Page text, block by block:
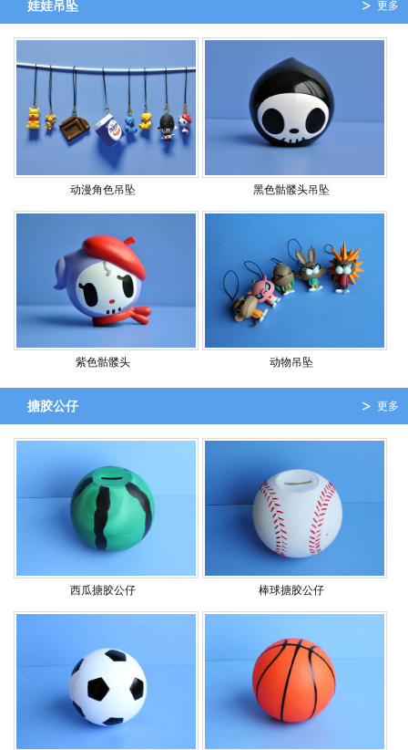
更多
娃娃吊坠
动漫角色吊坠 黑色骷髅头吊坠
紫色骷髅头 动物吊坠
更多
搪胶公仔
西瓜搪胶公仔 棒球搪胶公仔